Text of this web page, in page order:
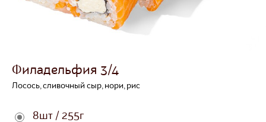
Филадельфия 3/4
Лосось, сливочный сыр, нори, рис
8шт / 255г